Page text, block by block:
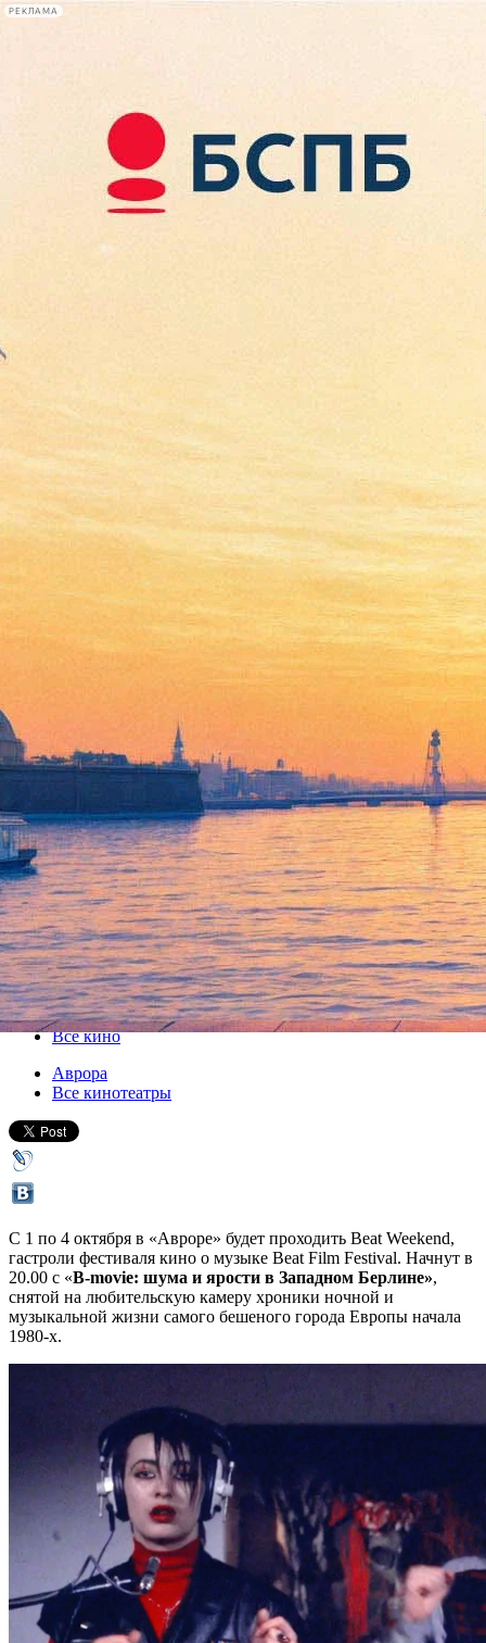
РЕКЛАМА
Сегодня:
2026.08.07
08:39
Афиша Plus
В «Авроре» пройдет
фестиваль кино о музыке
01 октября 2015, четверг-04 октября 2015, воскресенье
Версия для печати
Все кино
Аврора
Все кинотеатры
С 1 по 4 октября в «Авроре» будет проходить Beat Weekend,
гастроли фестиваля кино о музыке Beat Film Festival. Начнут в
20.00 с «В-movie: шума и ярости в Западном Берлине»,
снятой на любительскую камеру хроники ночной и
музыкальной жизни самого бешеного города Европы начала
1980-х.